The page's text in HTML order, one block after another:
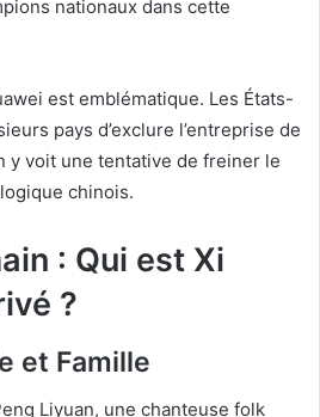
nationaux dans cette
est emblématique. Les États-
pays d’exclure l’entreprise de
y voit une tentative de freiner le
chinois.
: Qui est Xi
?
et Famille
Liyuan, une chanteuse folk